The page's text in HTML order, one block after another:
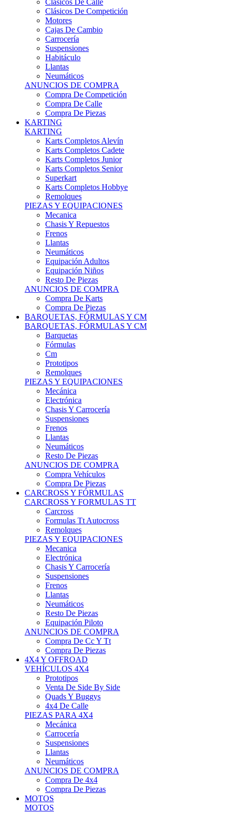
Motores
Cajas De Cambio
Carrocería
Suspensiones
Habitáculo
Llantas
Neumáticos
ANUNCIOS DE COMPRA
Compra De Competición
Compra De Calle
Compra De Piezas
KARTING
KARTING
Karts Completos Alevín
Karts Completos Cadete
Karts Completos Junior
Karts Completos Senior
Superkart
Karts Completos Hobbye
Remolques
PIEZAS Y EQUIPACIONES
Mecanica
Chasis Y Repuestos
Frenos
Llantas
Neumáticos
Equipación Adultos
Equipación Niños
Resto De Piezas
ANUNCIOS DE COMPRA
Compra De Karts
Compra De Piezas
BARQUETAS, FÓRMULAS Y CM
BARQUETAS, FÓRMULAS Y CM
Barquetas
Fórmulas
Cm
Prototipos
Remolques
PIEZAS Y EQUIPACIONES
Mecánica
Electrónica
Chasis Y Carrocería
Suspensiones
Frenos
Llantas
Neumáticos
Resto De Piezas
ANUNCIOS DE COMPRA
Compra Vehículos
Compra De Piezas
CARCROSS Y FÓRMULAS
CARCROSS Y FORMULAS TT
Carcross
Formulas Tt Autocross
Remolques
PIEZAS Y EQUIPACIONES
Mecanica
Electrónica
Chasis Y Carrocería
Suspensiones
Frenos
Llantas
Neumáticos
Resto De Piezas
Equipación Piloto
ANUNCIOS DE COMPRA
Compra De Cc Y Tt
Compra De Piezas
4X4 Y OFFROAD
VEHÍCULOS 4X4
Prototipos
Venta De Side By Side
Quads Y Buggys
4x4 De Calle
PIEZAS PARA 4X4
Mecánica
Carrocería
Suspensiones
Llantas
Neumáticos
ANUNCIOS DE COMPRA
Compra De 4x4
Compra De Piezas
MOTOS
MOTOS
Motos De Circuito